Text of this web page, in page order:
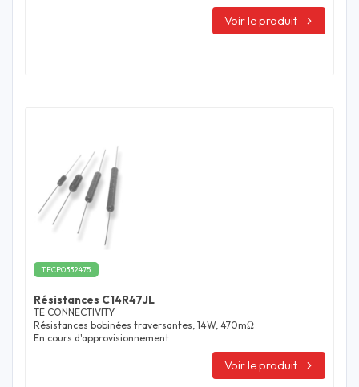
Voir le produit
TECP0332475
Résistances C14R47JL
TE CONNECTIVITY
Résistances bobinées traversantes, 14W, 470mΩ
En cours d'approvisionnement
Voir le produit